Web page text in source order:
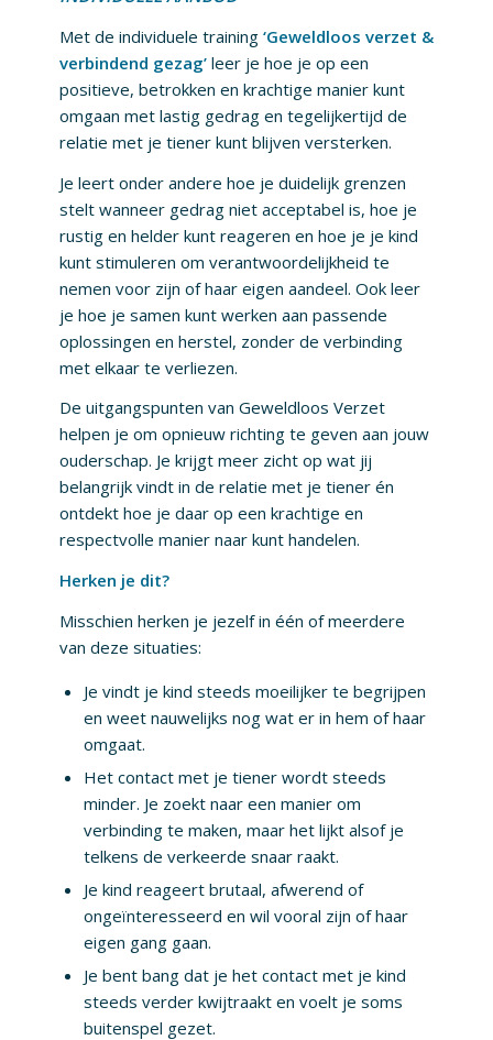
Met de individuele training ‘Geweldloos verzet &
verbindend gezag’leer je hoe je op een
positieve, betrokken en krachtige manier kunt
omgaan met lastig gedrag en tegelijkertijd de
relatie met je tiener kunt blijven versterken.
Je leert onder andere hoe je duidelijk grenzen
stelt wanneer gedrag niet acceptabel is, hoe je
rustig en helder kunt reageren en hoe je je kind
kunt stimuleren om verantwoordelijkheid te
nemen voor zijn of haar eigen aandeel. Ook leer
je hoe je samen kunt werken aan passende
oplossingen en herstel, zonder de verbinding
met elkaar te verliezen.
De uitgangspunten van Geweldloos Verzet
helpen je om opnieuw richting te geven aan jouw
ouderschap. Je krijgt meer zicht op wat jij
belangrijk vindt in de relatie met je tiener én
ontdekt hoe je daar op een krachtige en
respectvolle manier naar kunt handelen.
Herken je dit?
Misschien herken je jezelf in één of meerdere
van deze situaties:
Je vindt je kind steeds moeilijker te begrijpen
en weet nauwelijks nog wat er in hem of haar
omgaat.
Het contact met je tiener wordt steeds
minder. Je zoekt naar een manier om
verbinding te maken, maar het lijkt alsof je
telkens de verkeerde snaar raakt.
Je kind reageert brutaal, afwerend of
ongeïnteresseerd en wil vooral zijn of haar
eigen gang gaan.
Je bent bang dat je het contact met je kind
steeds verder kwijtraakt en voelt je soms
buitenspel gezet.